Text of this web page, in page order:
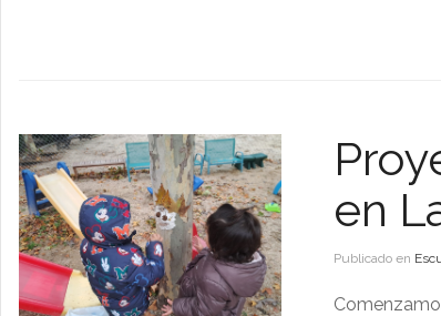
en
Publicado en